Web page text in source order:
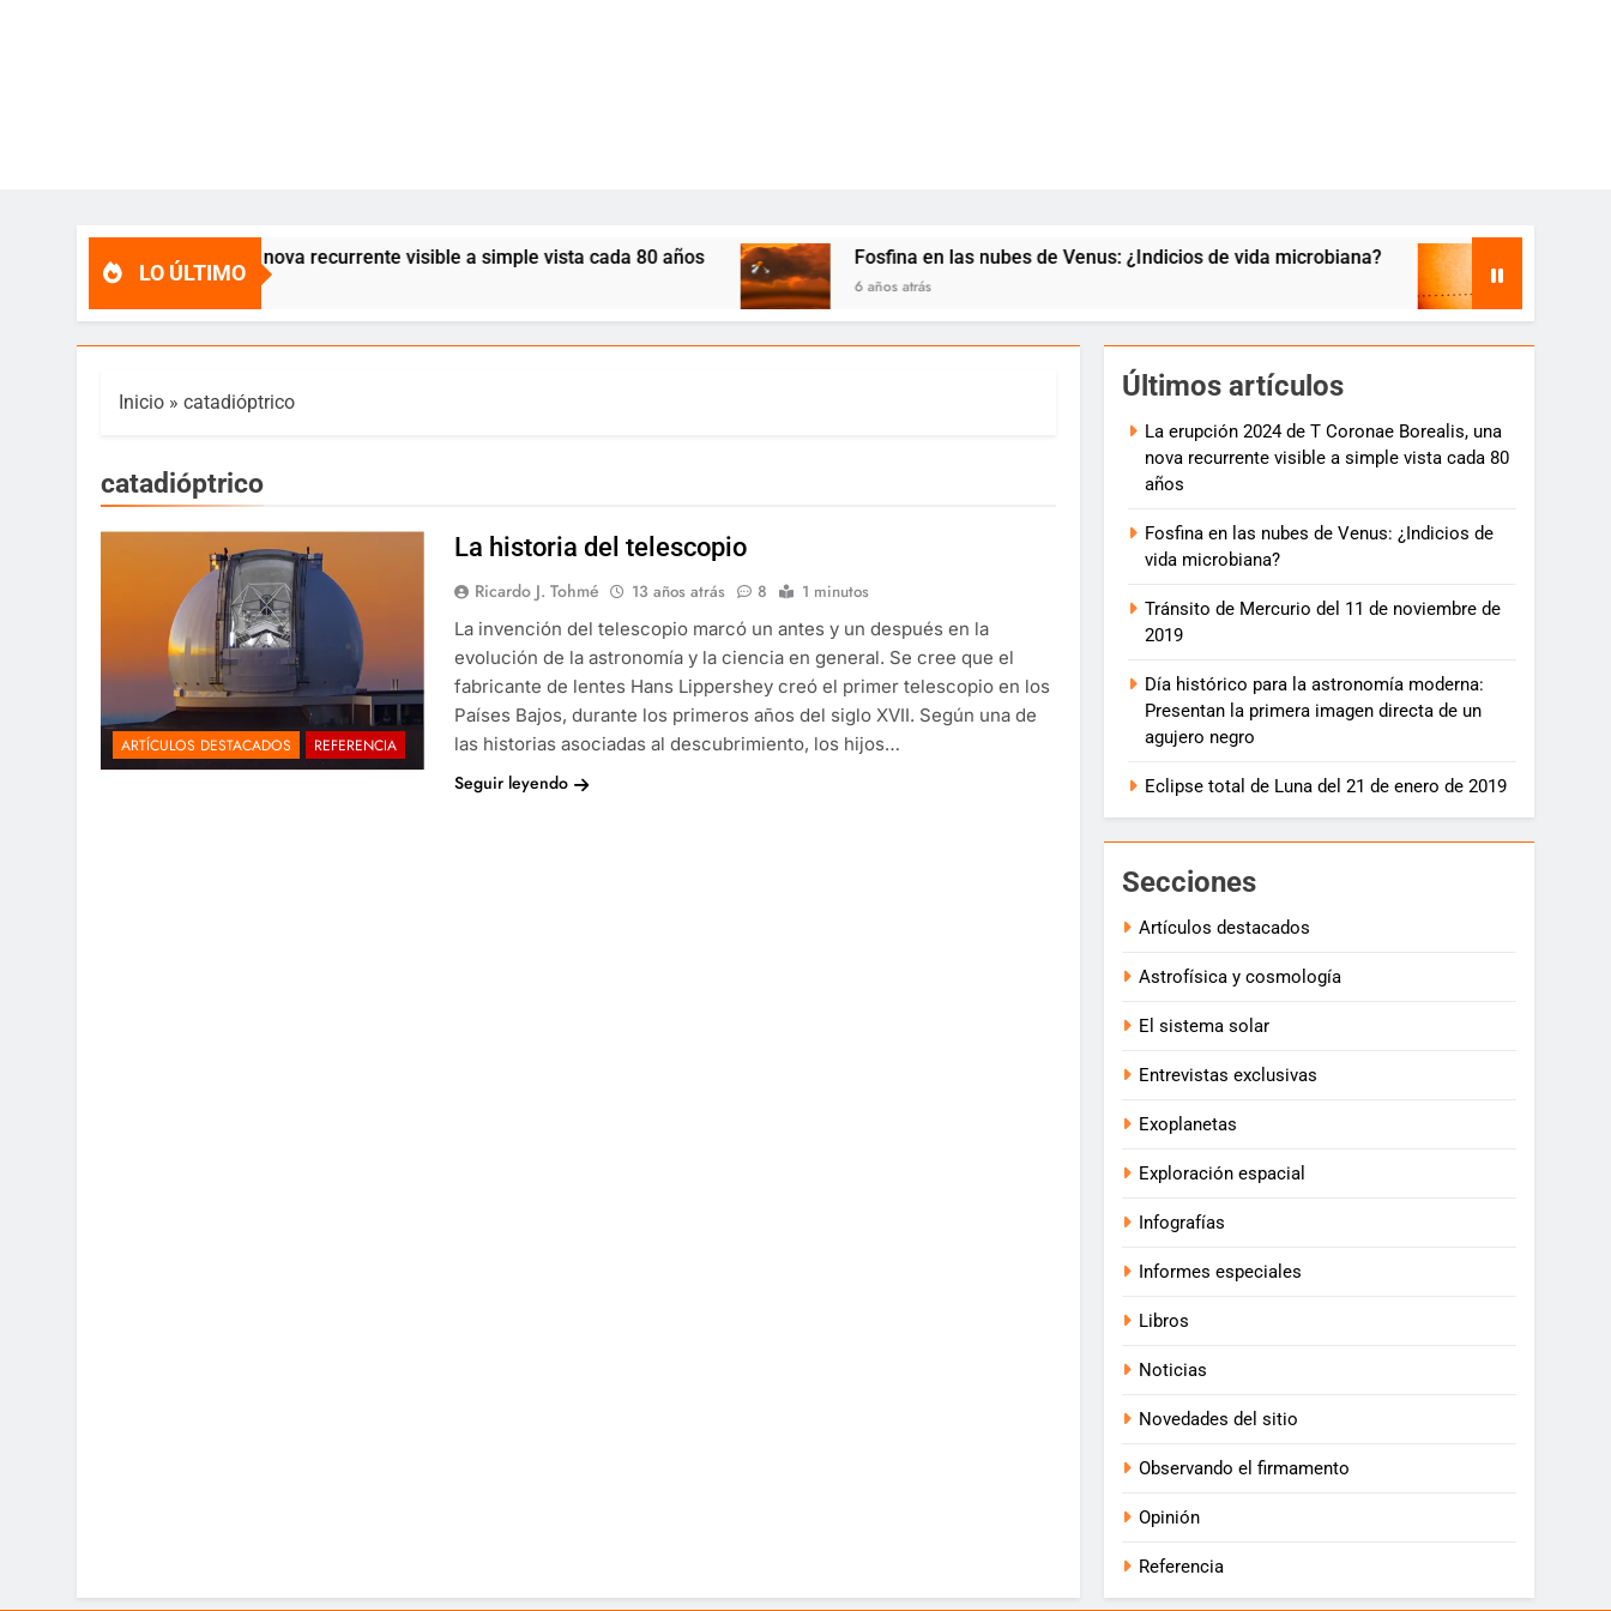
LO ÚLTIMO
Coronae Borealis, una nova recurrente visible a simple vista cada 80 años Fosfina en las nubes de Venus: ¿Indicios de vida microbiana?
6 años atrás 7 años atrás
Inicio » catadióptrico
catadióptrico
ARTÍCULOS DESTACADOS REFERENCIA
La historia del telescopio
Ricardo J. Tohmé 13 años atrás 8
1 minutos
La invención del telescopio marcó un antes y un después en la
evolución de la astronomía y la ciencia en general. Se cree que el
fabricante de lentes Hans Lippershey creó el primer telescopio en los
Países Bajos, durante los primeros años del siglo XVII. Según una de
las historias asociadas al descubrimiento, los hijos…
Seguir leyendo
Últimos artículos
La erupción 2024 de T Coronae Borealis, una
nova recurrente visible a simple vista cada 80
años
Fosfina en las nubes de Venus: ¿Indicios de
vida microbiana?
Tránsito de Mercurio del 11 de noviembre de
2019
Día histórico para la astronomía moderna:
Presentan la primera imagen directa de un
agujero negro
Eclipse total de Luna del 21 de enero de 2019
Secciones
Artículos destacados
Astrofísica y cosmología
El sistema solar
Entrevistas exclusivas
Exoplanetas
Exploración espacial
Infografías
Informes especiales
Libros
Noticias
Novedades del sitio
Observando el firmamento
Opinión
Referencia